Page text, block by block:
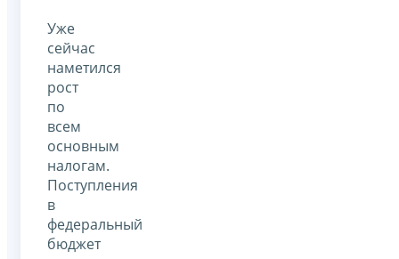
Уже
сейчас
наметился
рост
по
всем
основным
налогам.
Поступления
в
федеральный
бюджет